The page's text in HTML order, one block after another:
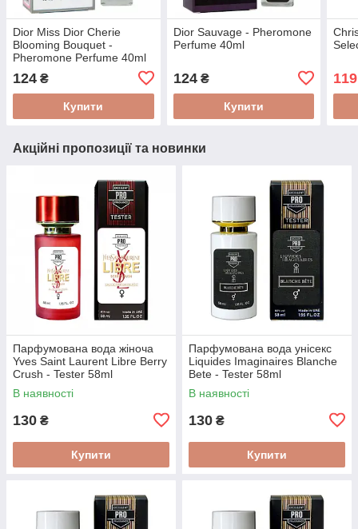
Dior Miss Dior Cherie
Blooming Bouquet -
Pheromone Perfume 40ml
124 ₴
Купити
Dior Sauvage - Pheromone
Perfume 40ml
124₴
Купити
Акційні пропозиції та новинки
Парфумована вода жіноча
Yves Saint Laurent Libre Berry
Crush - Tester 58ml
В наявності
130 ₴
Купити
Парфумована вода унісекс
Liquides Imaginaires Blanche
Bete - Tester 58ml
В наявності
130 ₴
Купити